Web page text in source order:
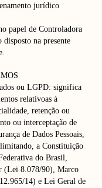
jurídico
papel de Controladora
disposto na presente
ou LGPD: significa
relativoas à
retenção ou
ou interceptação de
de Dados Pessoais,
a Constituição
do Brasil,
(Lei 8.078/90), Marco
14) e Lei Geral de